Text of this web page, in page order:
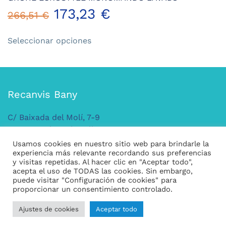
266,51€ 173,23 €
Seleccionar opcionesproducto
múltiples
se
pueden
elegir
en
la
página
de
producto
Recanvis Bany
C/ Baixada del Molí, 7-9
AD500 Andorra la Vella
ANDORRA
Tel: +376 379 149
Legal
Condiciones generales de compra
Usamos cookies en nuestro sitio web para brindarle la
experiencia más relevante recordando sus preferencias
y visitas repetidas. Al hacer clic en "Aceptar todo",
acepta el uso de TODAS las cookies. Sin embargo,
puede visitar "Configuración de cookies" para
proporcionar un consentimiento controlado.
Ajustes de cookies Aceptar todo